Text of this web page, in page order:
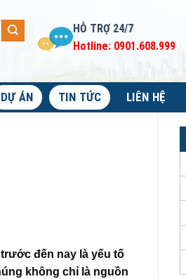
HỖ TRỢ 24/7
Hotline: 0901.608.999
DỰ ÁN TIN TỨC LIÊN HỆ
đến nay là yếu tố
không chỉ là nguồn